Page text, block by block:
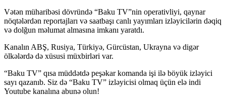
Vətən müharibəsi dövründə “Baku TV”nin operativliyi, qaynar
nöqtələrdən reportajları və saatbaşı canlı yayımları izləyicilərin dəqiq
və dolğun məlumat almasına imkanı yaratdı.
Kanalın ABŞ, Rusiya, Türkiyə, Gürcüstan, Ukrayna və digər
ölkələrdə də xüsusi müxbirləri var.
“Baku TV” qısa müddətdə peşəkar komanda işi ilə böyük izləyici
sayı qazanıb. Siz də “Baku TV” izləyicisi olmaq üçün elə indi
Youtube kanalına abunə olun!